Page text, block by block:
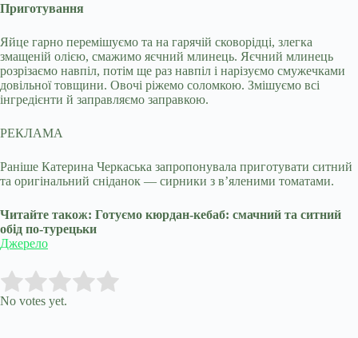
Приготування
Яйце гарно перемішуємо та на гарячій сковорідці, злегка
змащеній олією, смажимо яєчний млинець. Яєчний млинець
розрізаємо навпіл, потім ще раз навпіл і нарізуємо смужечками
довільної товщини. Овочі ріжемо соломкою. Змішуємо всі
інгредієнти й заправляємо заправкою.
РЕКЛАМА
Раніше Катерина Черкаська запропонувала приготувати ситний
та оригінальний сніданок — сирники з в’яленими томатами.
Читайте також: Готуємо кюрдан-кебаб: смачний та ситний
обід по-турецьки
Джерело
Rate this item:
No votes yet.